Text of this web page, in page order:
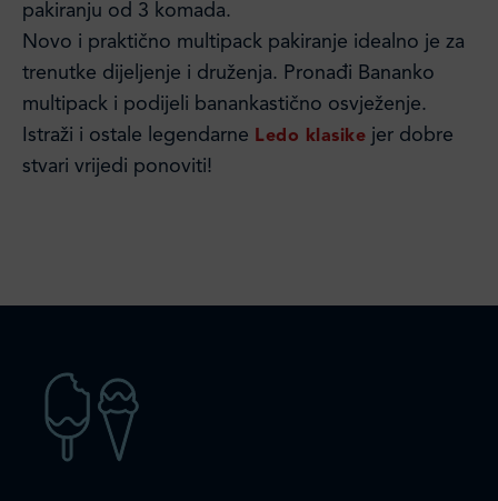
pakiranju od 3 komada.
Novo i praktično multipack pakiranje idealno je za
trenutke dijeljenje i druženja. Pronađi Bananko
multipack i podijeli banankastično osvježenje.
Istraži i ostale legendarne
Ledo klasike jer dobre
stvari vrijedi ponoviti!